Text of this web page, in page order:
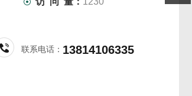
联系电话： 13814106335